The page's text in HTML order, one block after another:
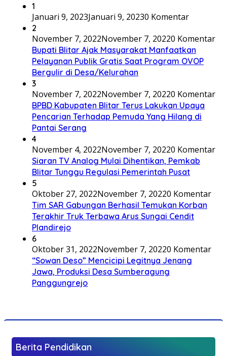
1
Januari 9, 2023Januari 9, 20230 Komentar
2
November 7, 2022November 7, 20220 Komentar
Bupati Blitar Ajak Masyarakat Manfaatkan
Pelayanan Publik Gratis Saat Program OVOP
Bergulir di Desa/Kelurahan
3
November 7, 2022November 7, 20220 Komentar
BPBD Kabupaten Blitar Terus Lakukan Upaya
Pencarian Terhadap Pemuda Yang Hilang di
Pantai Serang
4
November 4, 2022November 7, 20220 Komentar
Siaran TV Analog Mulai Dihentikan, Pemkab
Blitar Tunggu Regulasi Pemerintah Pusat
5
Oktober 27, 2022November 7, 20220 Komentar
Tim SAR Gabungan Berhasil Temukan Korban
Terakhir Truk Terbawa Arus Sungai Cendit
Plandirejo
6
Oktober 31, 2022November 7, 20220 Komentar
“Sowan Deso” Mencicipi Legitnya Jenang
Jawa, Produksi Desa Sumberagung
Panggungrejo
Berita Pendidikan